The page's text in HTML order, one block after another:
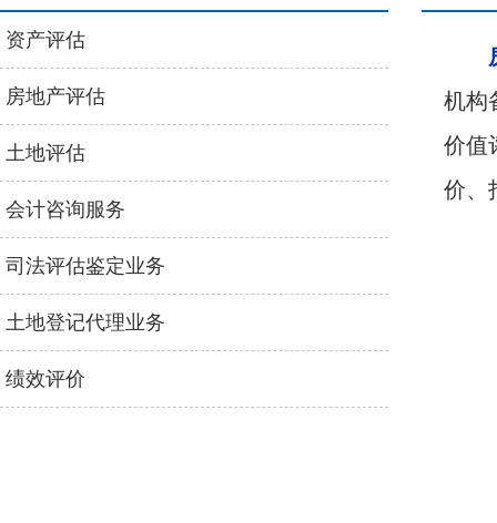
资产评估
房地产评估
土地评估
会计咨询服务
司法评估鉴定业务
土地登记代理业务
绩效评价
机构
价值
价、